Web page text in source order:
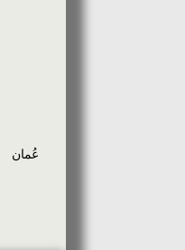
عُمان